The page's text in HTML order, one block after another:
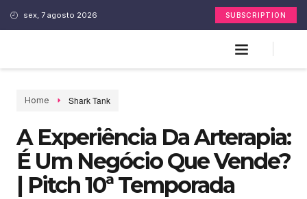
sex, 7 agosto 2026 SUBSCRIPTION
Home Shark Tank
A Experiência Da Arterapia:
É Um Negócio Que Vende?
| Pitch 10ª Temporada